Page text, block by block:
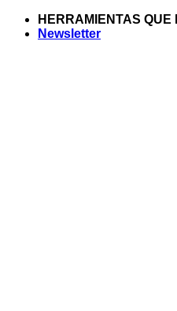
Saltar
HERRAMIENTAS
Newsletter